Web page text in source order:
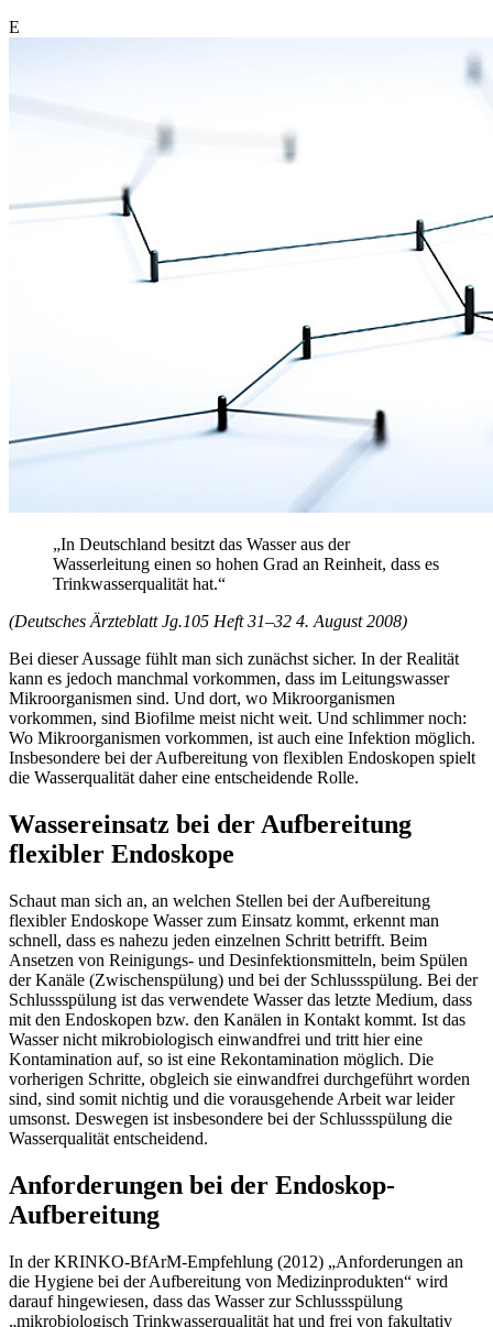
E
„In Deutschland besitzt das Wasser aus der
Wasserleitung einen so hohen Grad an Reinheit, dass es
Trinkwasserqualität hat.“
(Deutsches Ärzteblatt Jg.105 Heft 31–32 4. August 2008)
Bei dieser Aussage fühlt man sich zunächst sicher. In der Realität
kann es jedoch manchmal vorkommen, dass im Leitungswasser
Mikroorganismen sind. Und dort, wo Mikroorganismen
vorkommen, sind Biofilme meist nicht weit. Und schlimmer noch:
Wo Mikroorganismen vorkommen, ist auch eine Infektion möglich.
Insbesondere bei der Aufbereitung von flexiblen Endoskopen spielt
die Wasserqualität daher eine entscheidende Rolle.
Wassereinsatz bei der Aufbereitung
flexibler Endoskope
Schaut man sich an, an welchen Stellen bei der Aufbereitung
flexibler Endoskope Wasser zum Einsatz kommt, erkennt man
schnell, dass es nahezu jeden einzelnen Schritt betrifft. Beim
Ansetzen von Reinigungs- und Desinfektionsmitteln, beim Spülen
der Kanäle (Zwischenspülung) und bei der Schlussspülung. Bei der
Schlussspülung ist das verwendete Wasser das letzte Medium, dass
mit den Endoskopen bzw. den Kanälen in Kontakt kommt. Ist das
Wasser nicht mikrobiologisch einwandfrei und tritt hier eine
Kontamination auf, so ist eine Rekontamination möglich. Die
vorherigen Schritte, obgleich sie einwandfrei durchgeführt worden
sind, sind somit nichtig und die vorausgehende Arbeit war leider
umsonst. Deswegen ist insbesondere bei der Schlussspülung die
Wasserqualität entscheidend.
Anforderungen bei der Endoskop-
Aufbereitung
In der KRINKO-BfArM-Empfehlung (2012) „Anforderungen an
die Hygiene bei der Aufbereitung von Medizinprodukten“ wird
darauf hingewiesen, dass das Wasser zur Schlussspülung
„mikrobiologisch Trinkwasserqualität hat und frei von fakultativ